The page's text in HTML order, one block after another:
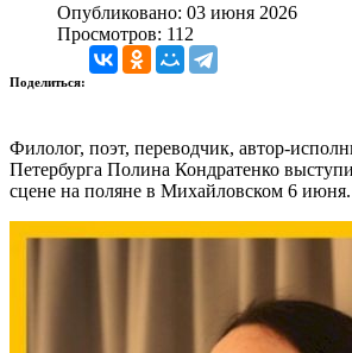
Опубликовано: 03 июня 2026
Просмотров: 112
Поделиться:
Филолог, поэт, переводчик, автор-
Петербурга Полина Кондратенко
сцене на поляне в Михайловском 6